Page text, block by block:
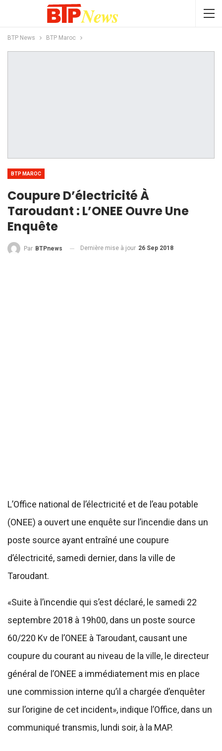
BTP News BTP Maroc
BTP MAROC
Coupure D’électricité À
Taroudant : L’ONEE Ouvre Une
Enquête
Par BTPnews Dernière mise à jour 26 Sep 2018
L’Office national de l’électricité et de l’eau potable
(ONEE) a ouvert une enquête sur l’incendie dans un
poste source ayant entraîné une coupure
d’électricité, samedi dernier, dans la ville de
Taroudant.
«Suite à l’incendie qui s’est déclaré, le samedi 22
septembre 2018 à 19h00, dans un poste source
60/220 Kv de l’ONEE à Taroudant, causant une
coupure du courant au niveau de la ville, le directeur
général de l’ONEE a immédiatement mis en place
une commission interne qu’il a chargée d’enquêter
sur l’origine de cet incident», indique l’Office, dans un
communiqué transmis, lundi soir, à la MAP.